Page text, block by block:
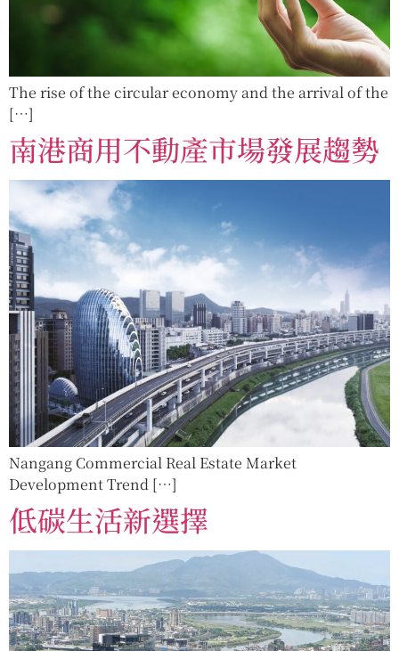
The rise of the circular economy and the arrival of the
[…]
南港商用不動產市場發展趨勢
Nangang Commercial Real Estate Market
Development Trend […]
低碳生活新選擇